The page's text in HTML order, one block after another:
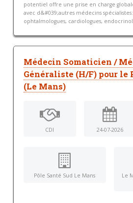
potentiel offre une prise en charge
avec d&#039;autres médecins
ophtalmologues, cardiologues,
Médecin Somaticien /
Généraliste (H/F) pour le
(Le Mans)
CDI 24-07-2026
Pôle Santé Sud Le Mans
Le